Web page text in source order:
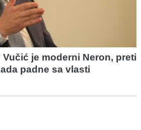
Vučić je moderni Neron, preti
padne sa vlasti